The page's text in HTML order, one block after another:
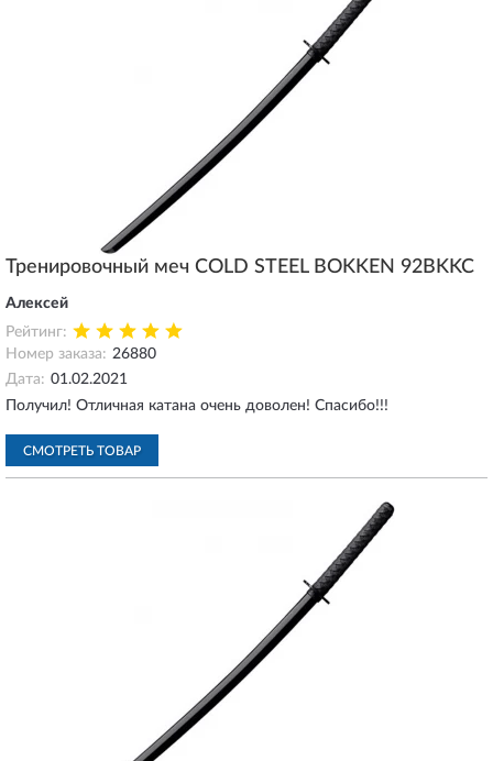
Тренировочный меч COLD STEEL BOKKEN 92BKKC
Алексей
Рейтинг:
Номер заказа: 26880
Дата: 01.02.2021
Получил! Отличная катана очень доволен! Спасибо!!!
СМОТРЕТЬ ТОВАР